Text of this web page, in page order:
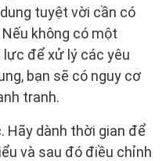
tuyệt vời cần có
không có một
lực để xử lý các yêu
bạn sẽ có nguy cơ
tranh.
Hãy dành thời gian để
và sau đó điều chỉnh